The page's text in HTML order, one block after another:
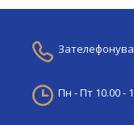
Пн - Пт 10.00 -